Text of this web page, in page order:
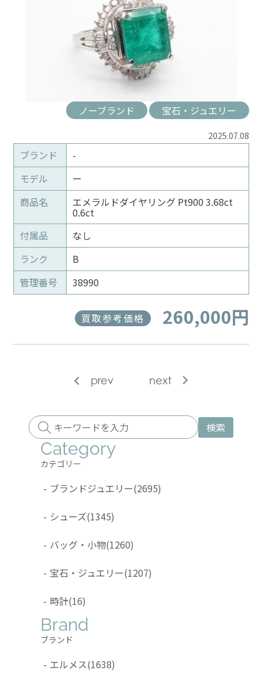
ノーブランド 宝石・ジュエリー
2025.07.08
ブランド
-
モデル
ー
商品名
エメラルドダイヤリング Pt900 3.68ct
0.6ct
付属品
なし
ランク
B
管理番号
38990
買取参考価格 260,000円
prev next
検索
Category
カテゴリー
- ブランドジュエリー(2695)
- シューズ(1345)
- バッグ・小物(1260)
- 宝石・ジュエリー(1207)
- 時計(16)
Brand
ブランド
- エルメス(1638)